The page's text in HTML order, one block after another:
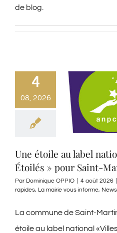
de blog.
4
08, 2026
Une étoile au label
Étoilés » pour Saint-
Par Dominique OPPIO 4 août 2026
rapides, La mairie vous informe, News
La commune de Saint-
étoile au label national